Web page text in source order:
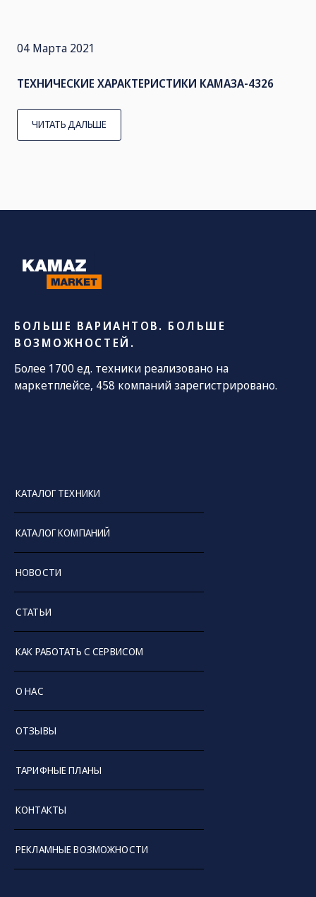
04 Марта 2021
ТЕХНИЧЕСКИЕ ХАРАКТЕРИСТИКИ КАМАЗА-4326
ЧИТАТЬ ДАЛЬШЕ
БОЛЬШЕ ВАРИАНТОВ. БОЛЬШЕ
ВОЗМОЖНОСТЕЙ.
Более 1700 ед. техники реализовано на
маркетплейсе, 458 компаний зарегистрировано.
КАТАЛОГ ТЕХНИКИ
КАТАЛОГ КОМПАНИЙ
НОВОСТИ
СТАТЬИ
КАК РАБОТАТЬ С СЕРВИСОМ
О НАС
ОТЗЫВЫ
ТАРИФНЫЕ ПЛАНЫ
КОНТАКТЫ
РЕКЛАМНЫЕ ВОЗМОЖНОСТИ